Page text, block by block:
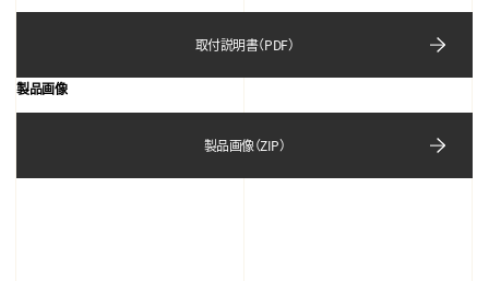
取付説明書（PDF）
製品画像
製品画像（ZIP）